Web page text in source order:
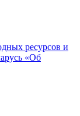
ресурсов и
«Об